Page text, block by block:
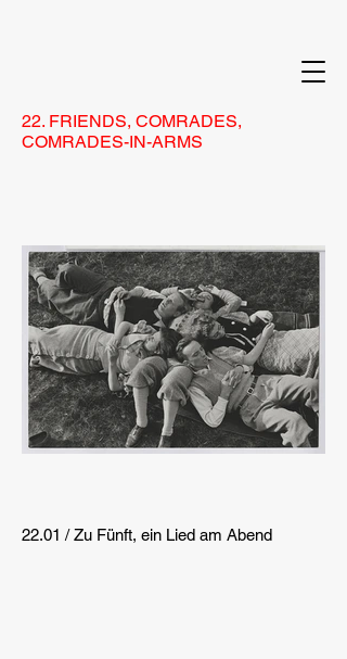
22. FRIENDS, COMRADES,
COMRADES-IN-ARMS
22.01 / Zu Fünft, ein Lied am Abend